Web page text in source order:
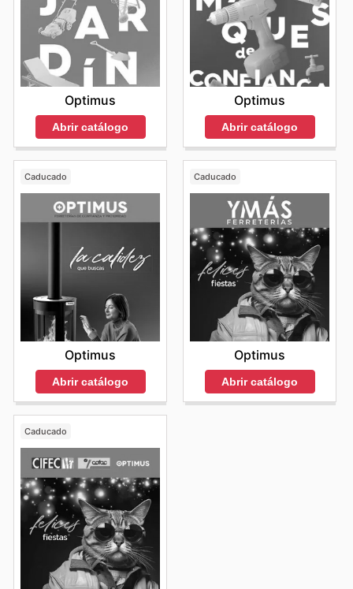
Optimus
Abrir catálogo
Optimus
Abrir catálogo
Caducado
Optimus
Abrir catálogo
Caducado
Optimus
Abrir catálogo
Caducado